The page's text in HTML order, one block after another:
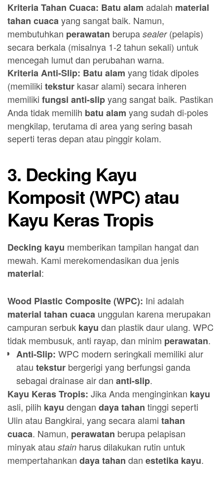
Kriteria Tahan Cuaca: Batu alam adalah material
tahan cuacayang sangat baik. Namun,
membutuhkan perawatan berupa sealer(pelapis)
secara berkala (misalnya 1-2 tahun sekali) untuk
mencegah lumut dan perubahan warna.
Kriteria Anti-Slip: Batu alam yang tidak dipoles
(memiliki tekstur kasar alami) secara inheren
memiliki fungsi anti-slipyang sangat baik. Pastikan
Anda tidak memilih batu alam yang sudah di-poles
mengkilap, terutama di area yang sering basah
seperti teras depan atau pinggir kolam.
3. Decking Kayu
Komposit (WPC) atau
Kayu Keras Tropis
Decking kayu memberikan tampilan hangat dan
mewah. Kami merekomendasikan dua jenis
material:
Wood Plastic Composite (WPC): Ini adalah
material tahan cuaca unggulan karena merupakan
campuran serbuk kayu dan plastik daur ulang. WPC
tidak membusuk, anti rayap, dan minim perawatan.
Anti-Slip: WPC modern seringkali memiliki alur
atau tekstur bergerigi yang berfungsi ganda
sebagai drainase air dan anti-slip.
Kayu Keras Tropis: Jika Anda menginginkan kayu
asli, pilih kayu dengan daya tahan tinggi seperti
Ulin atau Bangkirai, yang secara alami tahan
cuaca. Namun, perawatan berupa pelapisan
minyak atau stain harus dilakukan rutin untuk
mempertahankan daya tahan dan estetika kayu.